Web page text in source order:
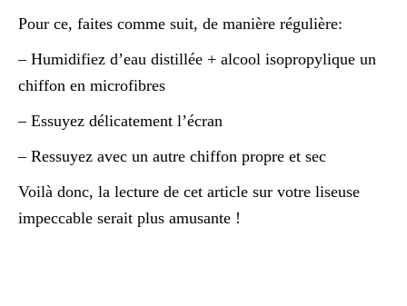
Pour ce, faites comme suit, de manière régulière:
– Humidifiez d’eau distillée + alcool isopropylique un
chiffon en microfibres
– Essuyez délicatement l’écran
– Ressuyez avec un autre chiffon propre et sec
Voilà donc, la lecture de cet article sur votre liseuse
impeccable serait plus amusante !